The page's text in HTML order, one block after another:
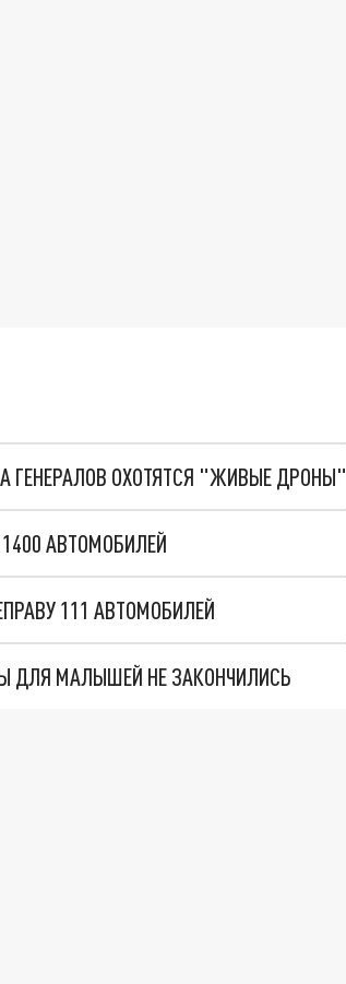
ГЕНЕРАЛОВ ОХОТЯТСЯ "ЖИВЫЕ ДРОНЫ"
АВТОМОБИЛЕЙ
111 АВТОМОБИЛЕЙ
ДЛЯ МАЛЫШЕЙ НЕ ЗАКОНЧИЛИСЬ